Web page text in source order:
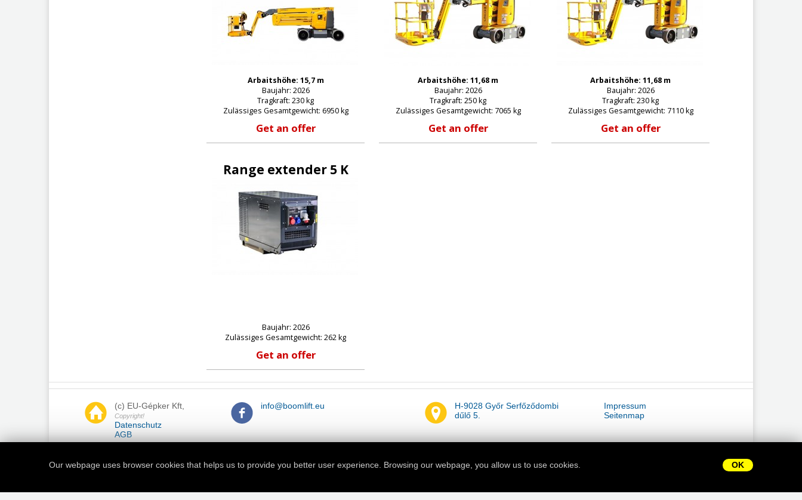
OK
Our webpage uses browser cookies that helps us to provide you better user experience. Browsing our webpage, you allow us to use cookies.
Arbaitshöhe: 15,7 m
Baujahr: 2026
Tragkraft: 230 kg
Zulässiges Gesamtgewicht: 6950 kg
Get an offer
Arbaitshöhe: 11,68 m
Baujahr: 2026
Tragkraft: 250 kg
Zulässiges Gesamtgewicht: 7065 kg
Get an offer
Arbaitshöhe: 11,68 m
Baujahr: 2026
Tragkraft: 230 kg
Zulässiges Gesamtgewicht: 7110 kg
Get an offer
Range extender 5 K
Baujahr: 2026
Zulässiges Gesamtgewicht: 262 kg
Get an offer
(c) EU-Gépker Kft,
Copyright!
Datenschutz
AGB
info@boomlift.eu
H-9028 Győr Serfőződombi
dűlő 5.
Impressum
Seitenmap